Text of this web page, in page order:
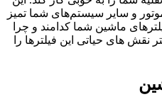
و سایر سیستم‌های شما تمیز
ماشین شما کدامند و چرا
نقش های حیاتی این فیلترها را